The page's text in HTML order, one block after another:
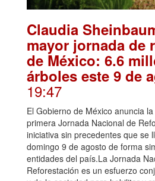
Claudia
mayor jornada de
de México: 6.6
árboles este 9 de
19:47
El Gobierno de México anuncia
primera Jornada Nacional de
iniciativa sin precedentes que se
domingo 9 de agosto de forma
entidades del país.La Jornada
Reforestación es un esfuerzo